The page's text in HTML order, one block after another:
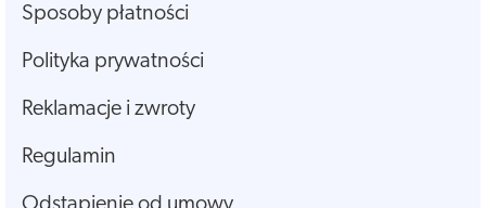
Sposoby płatności
Polityka prywatności
Reklamacje i zwroty
Regulamin